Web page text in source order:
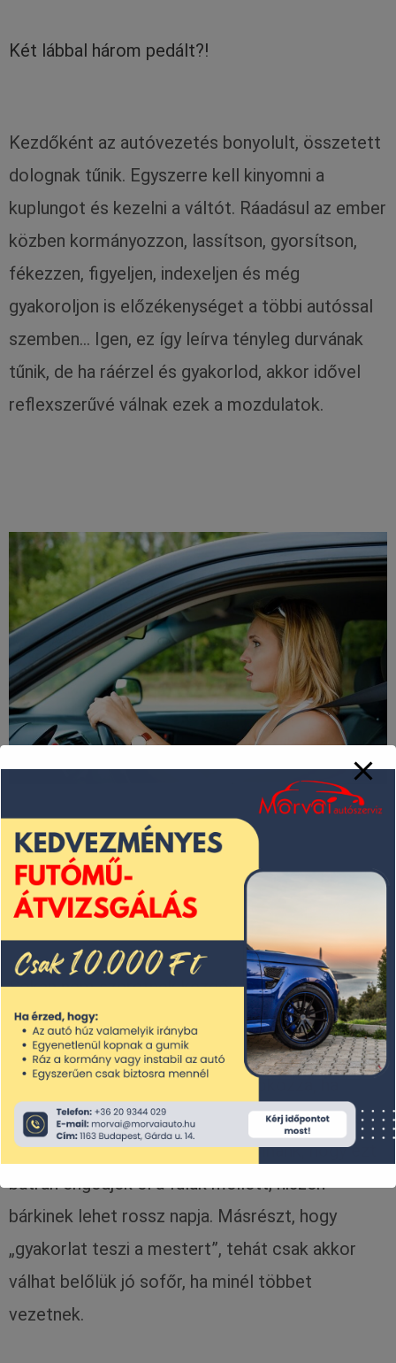
Két lábbal három pedált?!
Kezdőként az autóvezetés bonyolult, összetett
dolognak tűnik. Egyszerre kell kinyomni a
kuplungot és kezelni a váltót. Ráadásul az ember
közben kormányozzon, lassítson, gyorsítson,
fékezzen, figyeljen, indexeljen és még
gyakoroljon is előzékenységet a többi autóssal
szemben… Igen, ez így leírva tényleg durvának
tűnik, de ha ráérzel és gyakorlod, akkor idővel
reflexszerűvé válnak ezek a mozdulatok.
Kapcsolat
Sokan nem szeretnek kezdőként kimerészkedni
a forgalomba, mert úgy érzik, hogy ők a
leggyengébb láncszemek a közlekedésben. A
bizonytalanságukat pedig csak fokozza, ha
esetenként egy-egy türelmetlen sofőr rájuk is
dudál. Nekik, egyrészt azt javasolnánk, hogy ezt
bátran engedjék el a fülük mellett, hiszen
bárkinek lehet rossz napja. Másrészt, hogy
„gyakorlat teszi a mestert”, tehát csak akkor
válhat belőlük jó sofőr, ha minél többet
vezetnek.